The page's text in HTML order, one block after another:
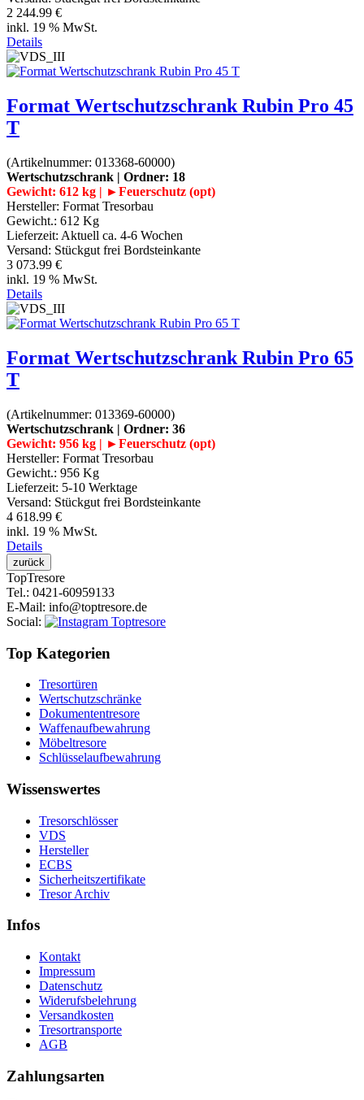
2 244.99 €
inkl. 19 % MwSt.
Details
Format Wertschutzschrank Rubin Pro 45
T
(Artikelnummer: 013368-60000)
Wertschutzschrank | Ordner: 18
Gewicht: 612 kg | ►Feuerschutz (opt)
Hersteller: Format Tresorbau
Gewicht.: 612 Kg
Lieferzeit: Aktuell ca. 4-6 Wochen
Versand: Stückgut frei Bordsteinkante
3 073.99 €
inkl. 19 % MwSt.
Details
Format Wertschutzschrank Rubin Pro 65
T
(Artikelnummer: 013369-60000)
Wertschutzschrank | Ordner: 36
Gewicht: 956 kg | ►Feuerschutz (opt)
Hersteller: Format Tresorbau
Gewicht.: 956 Kg
Lieferzeit: 5-10 Werktage
Versand: Stückgut frei Bordsteinkante
4 618.99 €
inkl. 19 % MwSt.
Details
TopTresore
Tel.: 0421-60959133
E-Mail: info@toptresore.de
Social:
Top Kategorien
Tresortüren
Wertschutzschränke
Dokumententresore
Waffenaufbewahrung
Möbeltresore
Schlüsselaufbewahrung
Wissenswertes
Tresorschlösser
VDS
Hersteller
ECBS
Sicherheitszertifikate
Tresor Archiv
Infos
Kontakt
Impressum
Datenschutz
Widerufsbelehrung
Versandkosten
Tresortransporte
AGB
Zahlungsarten